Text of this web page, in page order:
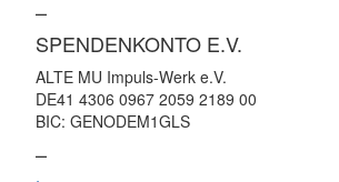
–
SPENDENKONTO E.V.
ALTE MU Impuls-Werk e.V.
DE41 4306 0967 2059 2189 00
BIC: GENODEM1GLS
–